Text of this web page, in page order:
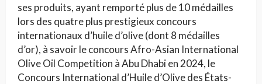
ses produits, ayant remporté plus de 10 médailles
lors des quatre plus prestigieux concours
internationaux d’huile d’olive (dont 8 médailles
d’or), à savoir le concours Afro-Asian International
Olive Oil Competition à Abu Dhabi en 2024, le
Concours International d’Huile d’Olive des États-